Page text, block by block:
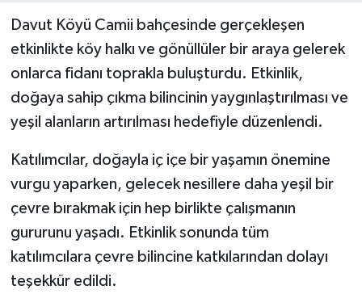
Davut Köyü Camii bahçesinde gerçekleşen
etkinlikte köy halkı ve gönüllüler bir araya gelerek
onlarca fidanı toprakla buluşturdu. Etkinlik,
doğaya sahip çıkma bilincinin yaygınlaştırılması ve
yeşil alanların artırılması hedefiyle düzenlendi.
Katılımcılar, doğayla iç içe bir yaşamın önemine
vurgu yaparken, gelecek nesillere daha yeşil bir
çevre bırakmak için hep birlikte çalışmanın
gururunu yaşadı. Etkinlik sonunda tüm
katılımcılara çevre bilincine katkılarından dolayı
teşekkür edildi.